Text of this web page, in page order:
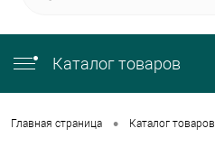
Каталог товаров
Главная страница • Каталог товаров